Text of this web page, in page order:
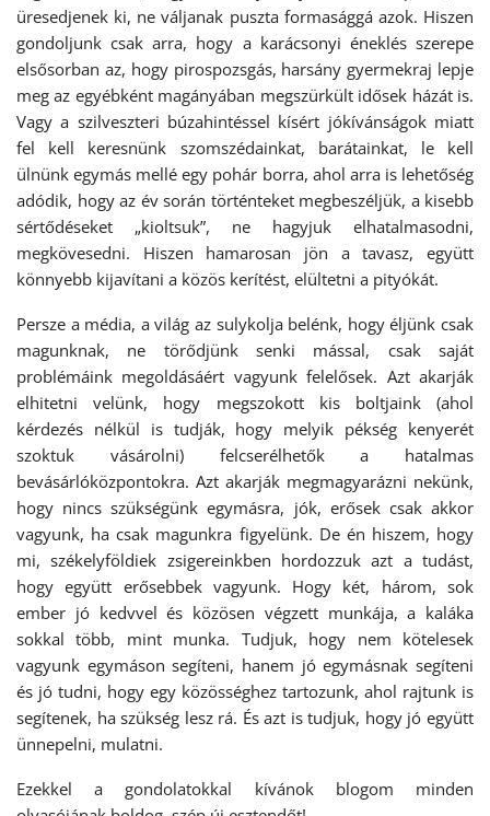
üresedjenek ki, ne váljanak puszta formasággá azok. Hiszen
gondoljunk csak arra, hogy a karácsonyi éneklés szerepe
elsősorban az, hogy pirospozsgás, harsány gyermekraj lepje
meg az egyébként magányában megszürkült idősek házát is.
Vagy a szilveszteri búzahintéssel kísért jókívánságok miatt
fel kell keresnünk szomszédainkat, barátainkat, le kell
ülnünk egymás mellé egy pohár borra, ahol arra is lehetőség
adódik, hogy az év során történteket megbeszéljük, a kisebb
sértődéseket „kioltsuk”, ne hagyjuk elhatalmasodni,
megkövesedni. Hiszen hamarosan jön a tavasz, együtt
könnyebb kijavítani a közös kerítést, elültetni a pityókát.
Persze a média, a világ az sulykolja belénk, hogy éljünk csak
magunknak, ne törődjünk senki mással, csak saját
problémáink megoldásáért vagyunk felelősek. Azt akarják
elhitetni velünk, hogy megszokott kis boltjaink (ahol
kérdezés nélkül is tudják, hogy melyik pékség kenyerét
szoktuk vásárolni) felcserélhetők a hatalmas
bevásárlóközpontokra. Azt akarják megmagyarázni nekünk,
hogy nincs szükségünk egymásra, jók, erősek csak akkor
vagyunk, ha csak magunkra figyelünk. De én hiszem, hogy
mi, székelyföldiek zsigereinkben hordozzuk azt a tudást,
hogy együtt erősebbek vagyunk. Hogy két, három, sok
ember jó kedvvel és közösen végzett munkája, a kaláka
sokkal több, mint munka. Tudjuk, hogy nem kötelesek
vagyunk egymáson segíteni, hanem jó egymásnak segíteni
és jó tudni, hogy egy közösséghez tartozunk, ahol rajtunk is
segítenek, ha szükség lesz rá. És azt is tudjuk, hogy jó együtt
ünnepelni, mulatni.
Ezekkel a gondolatokkal kívánok blogom minden